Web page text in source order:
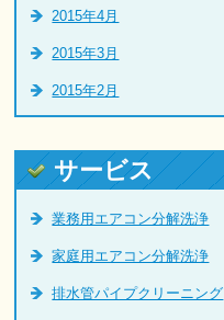
2015年4月
2015年3月
2015年2月
サービス
業務用エアコン分解洗浄
家庭用エアコン分解洗浄
排水管パイプクリーニング